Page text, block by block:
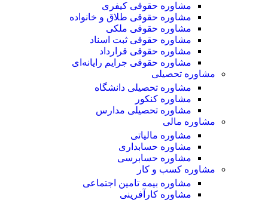
مشاوره حقوقی کیفری
مشاوره حقوقی طلاق و خانواده
مشاوره حقوقی ملکی
مشاوره حقوقی ثبت اسناد
مشاوره حقوقی قرارداد
مشاوره حقوقی جرایم رایانه‌ای
مشاوره تحصیلی
مشاوره تحصیلی دانشگاه
مشاوره کنکور
مشاوره تحصیلی مدارس
مشاوره مالی
مشاوره مالیاتی
مشاوره حسابداری
مشاوره حسابرسی
مشاوره کسب و کار
مشاوره بیمه تامین اجتماعی
مشاوره کارآفرینی